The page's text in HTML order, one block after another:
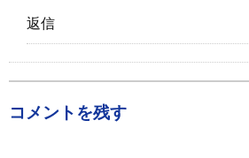
返信
コメントを残す